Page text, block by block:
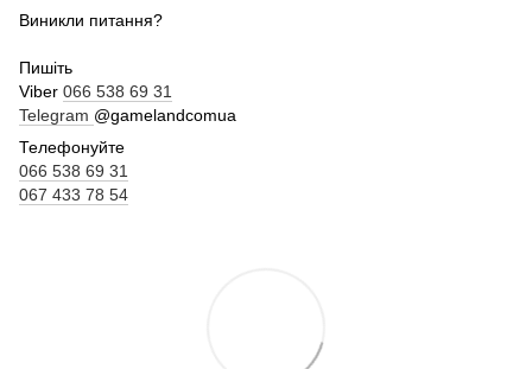
Виникли питання?
Пишіть
Viber 066 538 69 31
Telegram @gamelandcomua
Телефонуйте
066 538 69 31
067 433 78 54